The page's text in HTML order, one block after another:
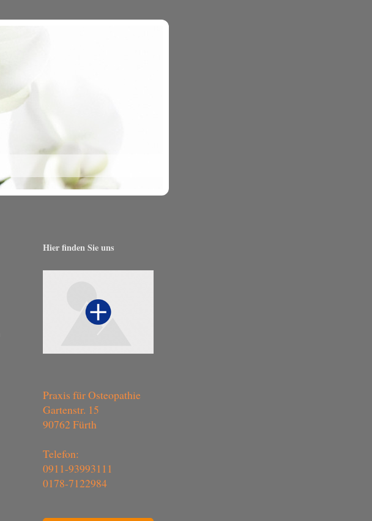
Hier finden Sie uns
Praxis für Osteopathie
Gartenstr. 15
90762 Fürth
Telefon:
0911-93993111
0178-7122984